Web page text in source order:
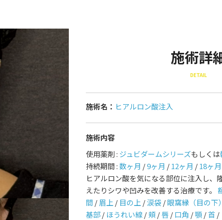
お問い合わせ
コラム
施術詳
DETAIL
施術名： ヒアルロン酸注入
施術内容
使用薬剤 : ジュビダームシリーズもしくは
持続期間 :数ヶ月 /9ヶ月 /12ヶ月 /18ヶ月
ヒアルロン酸を気になる部位に注入し、
えたりシワや凹みを改善する治療です。
間 /眉上 / 目の上 /涙袋/眼窩縁（目の下）
基部/ ほうれい線/頬/唇/口角 /顎/首/